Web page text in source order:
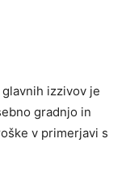
izzivov je
gradnjo in
v primerjavi s